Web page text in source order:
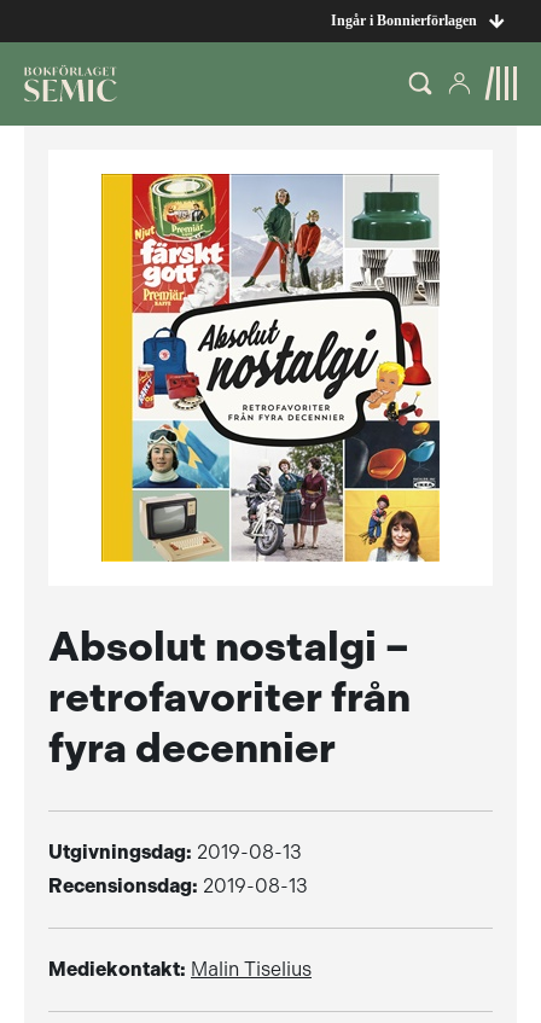
Ingår i Bonnierförlagen
Absolut nostalgi –
retrofavoriter från
fyra decennier
Utgivningsdag: 2019-08-13
Recensionsdag: 2019-08-13
Mediekontakt: Malin Tiselius